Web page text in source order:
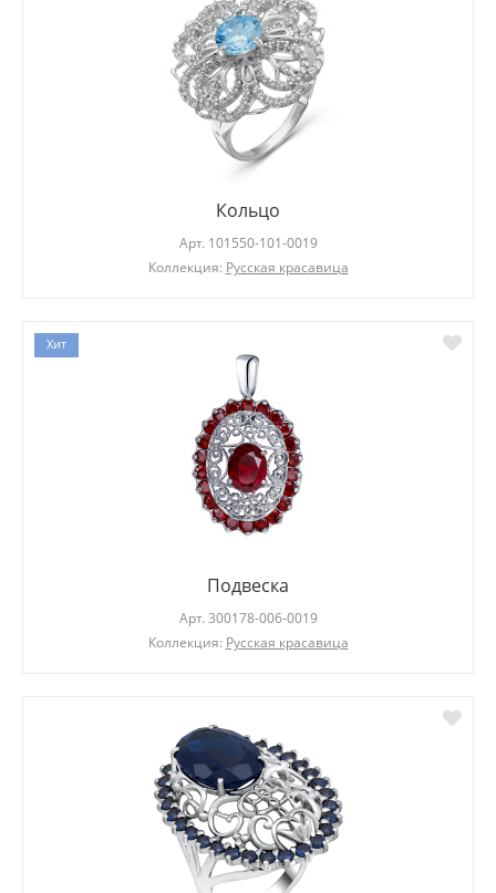
Кольцо
Арт. 101550-101-0019
Коллекция: Русская красавица
Хит
Подвеска
Арт. 300178-006-0019
Коллекция: Русская красавица